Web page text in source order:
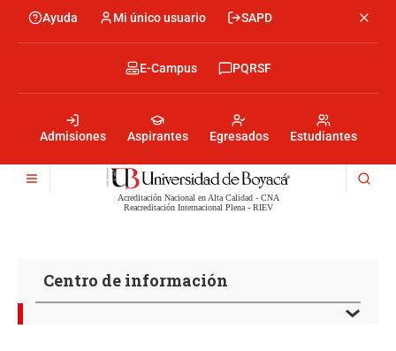
main
Menu
encabezado
Ayuda Mi único usuario SAPD
encabezado
Admisiones Aspirantes Egresados Estudiantes
Menu
encabezado
-
Derecha
E-Campus PQRSF
Menú
Acreditación Nacional en Alta Calidad - CNA
Reacreditación Internacional Plena - RIEV
Centro de información